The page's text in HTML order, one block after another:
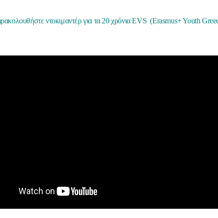
ντοκιμαντέρ για τα 20 χρόνια EVS (Erasmus+ Youth